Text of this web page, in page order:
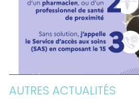
AUTRES ACTUALITÉS